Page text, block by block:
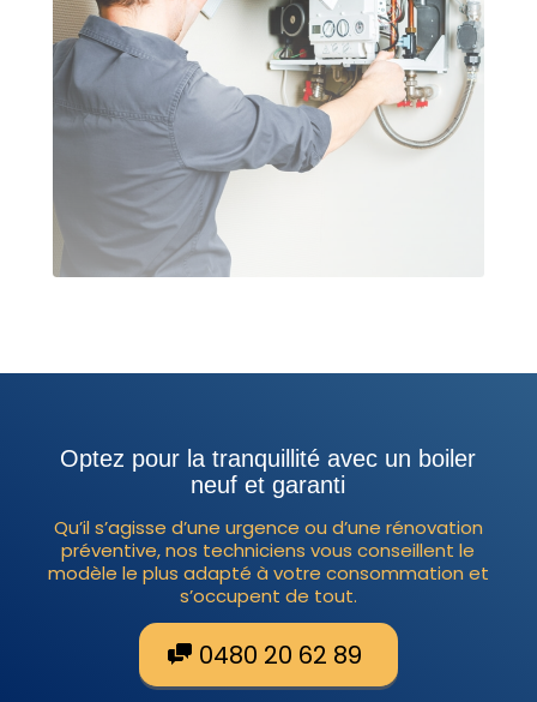
Optez pour la tranquillité avec un boiler
neuf et garanti
Qu’il s’agisse d’une urgence ou d’une rénovation
préventive, nos techniciens vous conseillent le
modèle le plus adapté à votre consommation et
s’occupent de tout.
0480 20 62 89